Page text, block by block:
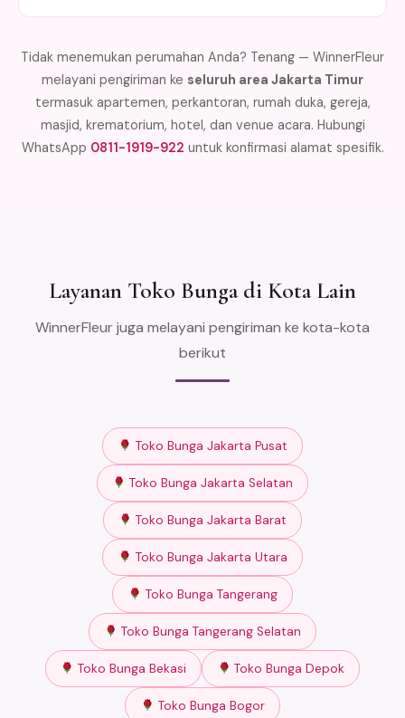
Tidak menemukan perumahan Anda? Tenang — WinnerFleur
melayani pengiriman ke seluruh area Jakarta Timur
termasuk apartemen, perkantoran, rumah duka, gereja,
masjid, krematorium, hotel, dan venue acara. Hubungi
WhatsApp 0811-1919-922 untuk konfirmasi alamat spesifik.
Layanan Toko Bunga di Kota Lain
WinnerFleur juga melayani pengiriman ke kota-kota
berikut
Toko Bunga Jakarta Pusat
Toko Bunga Jakarta Selatan
Toko Bunga Jakarta Barat
Toko Bunga Jakarta Utara
Toko Bunga Tangerang
Toko Bunga Tangerang Selatan
Toko Bunga Bekasi Toko Bunga Depok
Toko Bunga Bogor